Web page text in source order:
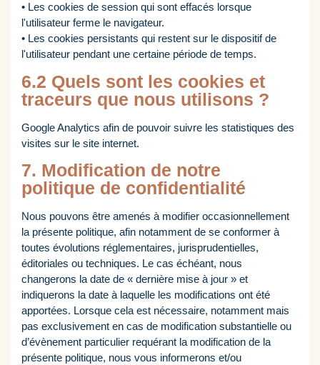
• Les cookies de session qui sont effacés lorsque
l'utilisateur ferme le navigateur.
• Les cookies persistants qui restent sur le dispositif de
l'utilisateur pendant une certaine période de temps.
6.2 Quels sont les cookies et
traceurs que nous utilisons ?
Google Analytics afin de pouvoir suivre les statistiques des
visites sur le site internet.
7. Modification de notre
politique de confidentialité
Nous pouvons être amenés à modifier occasionnellement
la présente politique, afin notamment de se conformer à
toutes évolutions réglementaires, jurisprudentielles,
éditoriales ou techniques. Le cas échéant, nous
changerons la date de « dernière mise à jour » et
indiquerons la date à laquelle les modifications ont été
apportées. Lorsque cela est nécessaire, notamment mais
pas exclusivement en cas de modification substantielle ou
d’évènement particulier requérant la modification de la
présente politique, nous vous informerons et/ou